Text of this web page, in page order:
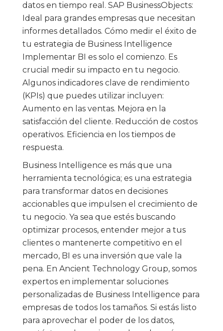
datos en tiempo real. SAP BusinessObjects:
Ideal para grandes empresas que necesitan
informes detallados. Cómo medir el éxito de
tu estrategia de Business Intelligence
Implementar BI es solo el comienzo. Es
crucial medir su impacto en tu negocio.
Algunos indicadores clave de rendimiento
(KPIs) que puedes utilizar incluyen:
Aumento en las ventas. Mejora en la
satisfacción del cliente. Reducción de costos
operativos. Eficiencia en los tiempos de
respuesta.
Business Intelligence es más que una
herramienta tecnológica; es una estrategia
para transformar datos en decisiones
accionables que impulsen el crecimiento de
tu negocio. Ya sea que estés buscando
optimizar procesos, entender mejor a tus
clientes o mantenerte competitivo en el
mercado, BI es una inversión que vale la
pena. En Ancient Technology Group, somos
expertos en implementar soluciones
personalizadas de Business Intelligence para
empresas de todos los tamaños. Si estás listo
para aprovechar el poder de los datos,